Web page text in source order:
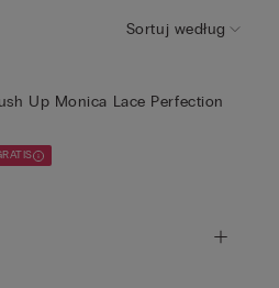
Sortuj według
Up Monica Lace Perfection